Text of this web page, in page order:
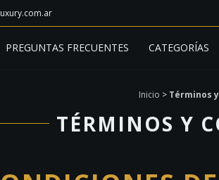
PREGUNTAS FRECUENTES CATEGORÍAS
Inicio > Términos
TÉRMINOS Y